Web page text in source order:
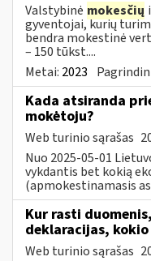
Valstybinė mokesčių
gyventojai, kurių
bendra mokestinė
– 150 tūkst....
Metai: 2023
Kada atsiranda
mokėtoju?
Web turinio sąrašas
Nuo 2025-05-01
vykdantis bet kokią
(apmokestinamasis
Kur rasti
deklaracijas,
Web turinio sąrašas